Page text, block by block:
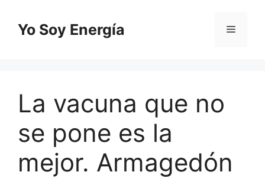
contenido
Yo Soy Energía Menú
La vacuna que no
se pone es la
mejor. Armagedón